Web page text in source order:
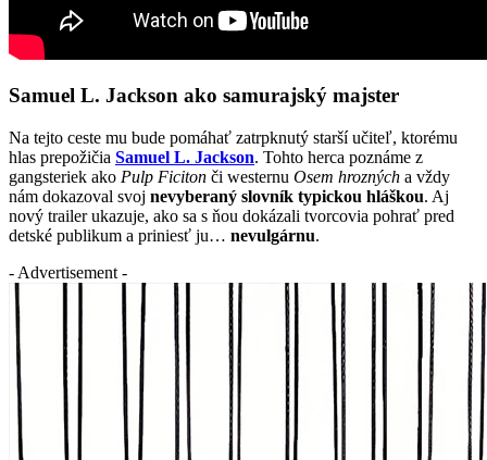
Samuel L. Jackson ako samurajský majster
Na tejto ceste mu bude pomáhať zatrpknutý starší učiteľ, ktorému
hlas prepožičia Samuel L. Jackson. Tohto herca poznáme z
gangsteriek ako Pulp Ficiton či westernu Osem hrozných a vždy
nám dokazoval svoj nevyberaný slovník typickou hláškou. Aj
nový trailer ukazuje, ako sa s ňou dokázali tvorcovia pohrať pred
detské publikum a priniesť ju… nevulgárnu.
- Advertisement -